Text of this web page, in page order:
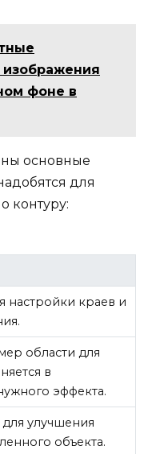
фоне в
основные
для
контуру:
настройки краев и
области для
в
эффекта.
улучшения
объекта.